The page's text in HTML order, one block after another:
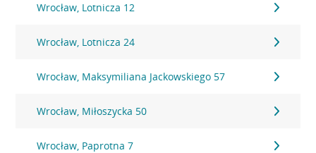
Wrocław, Lotnicza 12
Wrocław, Lotnicza 24
Wrocław, Maksymiliana Jackowskiego 57
Wrocław, Miłoszycka 50
Wrocław, Paprotna 7